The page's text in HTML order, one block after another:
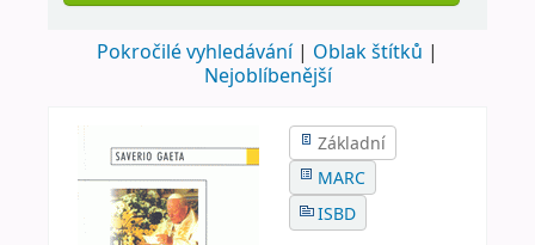
Metují
Pokročilé vyhledávání
Oblak štítků
Nejoblíbenější
Základní
MARC
ISBD